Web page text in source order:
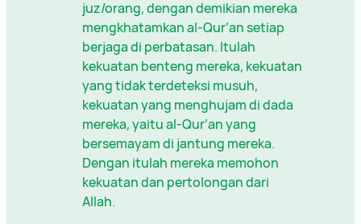
juz/orang, dengan demikian mereka
mengkhatamkan al-Qur’an setiap
berjaga di perbatasan. Itulah
kekuatan benteng mereka, kekuatan
yang tidak terdeteksi musuh,
kekuatan yang menghujam di dada
mereka, yaitu al-Qur’an yang
bersemayam di jantung mereka.
Dengan itulah mereka memohon
kekuatan dan pertolongan dari
Allah.